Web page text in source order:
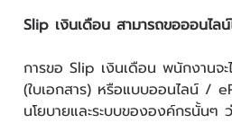
Slip เงินเดือน สามารถขอออนไลน์
การขอ Slip เงินเดือน พนักงานจ
(ใบเอกสาร) หรือแบบออนไลน์ /
นโยบายและระบบขององค์กรนั้นๆ ว่